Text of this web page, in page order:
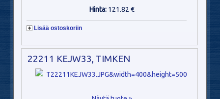
Hinta: 121.82 €
Lisää ostoskoriin
22211 KEJW33, TIMKEN